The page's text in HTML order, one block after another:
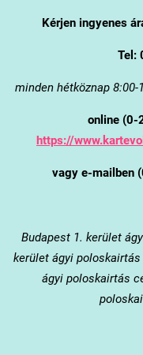
Kérjen ingyenes
Tel:
minden hétköznap 8:00-
online (0-
https://
vagy e-mailben
Budapest 1. kerület
kerület ágyi
ágyi poloskairtás